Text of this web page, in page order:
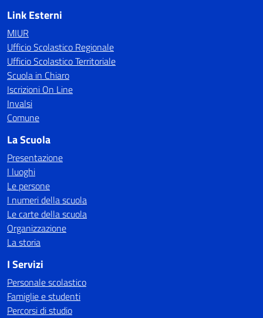
Link Esterni
MIUR
Ufficio Scolastico Regionale
Ufficio Scolastico Territoriale
Scuola in Chiaro
Iscrizioni On Line
Invalsi
Comune
La Scuola
Presentazione
I luoghi
Le persone
I numeri della scuola
Le carte della scuola
Organizzazione
La storia
I Servizi
Personale scolastico
Famiglie e studenti
Percorsi di studio